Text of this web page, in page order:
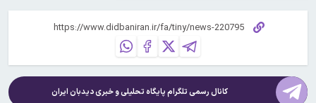
کانال رسمی تلگرام پایگاه تحلیلی و خبریدیدبان ایران